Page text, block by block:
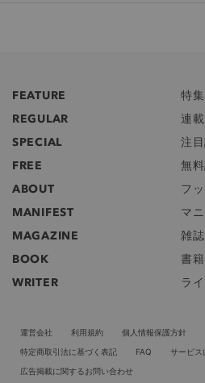
FEATURE
特集
REGULAR
連載
SPECIAL
注
FREE
無
ABOUT
フ
MANIFEST
マ
MAGAZINE
雑誌
BOOK
書籍
WRITER
ラ
運営会社 利用規約 個人情報保護方針
特定商取引法に基づく表記
FAQ
サービス
広告掲載に関するお問い合わせ